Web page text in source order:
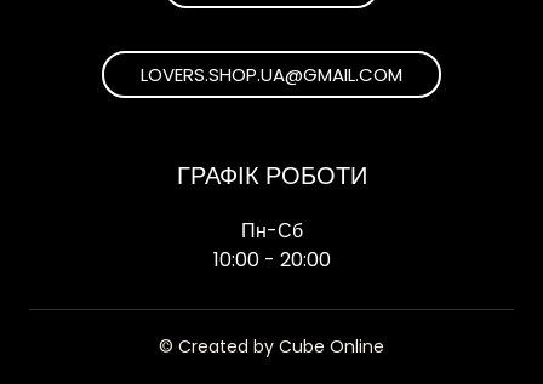
LOVERS.SHOP.UA@GMAIL.COM
ГРАФІК РОБОТИ
Пн-Сб
10:00 - 20:00
© Created by Cube Online